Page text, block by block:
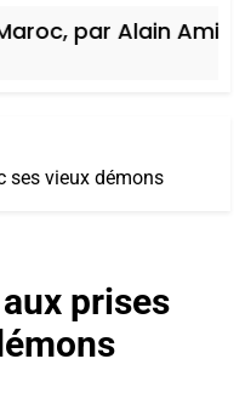
par Alain Amiel
ses vieux démons
aux prises